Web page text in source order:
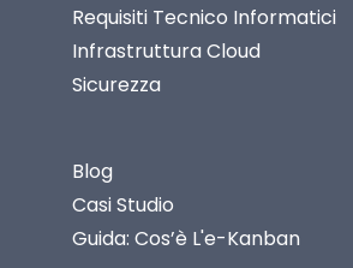
Requisiti Tecnico Informatici
Infrastruttura Cloud
Sicurezza
Blog
Casi Studio
Guida: Cos’è L'e-Kanban